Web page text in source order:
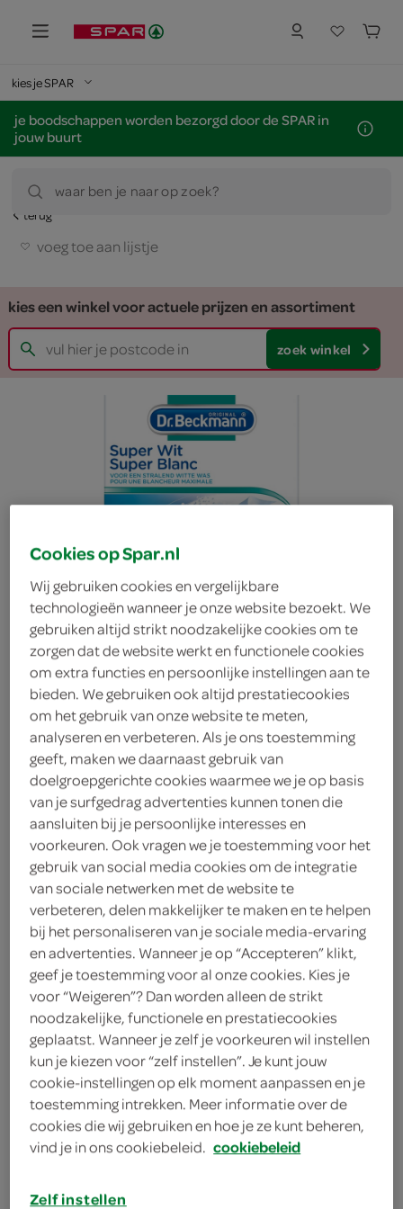
kies je SPAR
je boodschappen worden bezorgd door de SPAR in
jouw buurt
waar ben je naar op zoek?
terug
voeg toe aan lijstje
kies een winkel voor actuele prijzen en assortiment
zoek winkel
Dr. Beckmann Super wit
Dr. Beckmann
4.
29
160 Gram
Let op: aanbiedingen zijn niet zichtbaar bij de
producten, maar worden wél automatisch
verwerkt in de winkelmand.
Voor een stralend witte was
Verpakt in handige zakjes
Voor 4 wasladingen
Gaat vergeling tegen
Cookies op Spar.nl
Wij gebruiken cookies en vergelijkbare
technologieën wanneer je onze website bezoekt. We
gebruiken altijd strikt noodzakelijke cookies om te
zorgen dat de website werkt en functionele cookies
om extra functies en persoonlijke instellingen aan te
bieden. We gebruiken ook altijd prestatiecookies
om het gebruik van onze website te meten,
analyseren en verbeteren. Als je ons toestemming
geeft, maken we daarnaast gebruik van
doelgroepgerichte cookies waarmee we je op basis
van je surfgedrag advertenties kunnen tonen die
aansluiten bij je persoonlijke interesses en
voorkeuren. Ook vragen we je toestemming voor het
gebruik van social media cookies om de integratie
van sociale netwerken met de website te
verbeteren, delen makkelijker te maken en te helpen
bij het personaliseren van je sociale media-ervaring
en advertenties. Wanneer je op “Accepteren” klikt,
geef je toestemming voor al onze cookies. Kies je
voor “Weigeren”? Dan worden alleen de strikt
noodzakelijke, functionele en prestatiecookies
geplaatst. Wanneer je zelf je voorkeuren wil instellen
kun je kiezen voor “zelf instellen”. Je kunt jouw
cookie-instellingen op elk moment aanpassen en je
toestemming intrekken. Meer informatie over de
cookies die wij gebruiken en hoe je ze kunt beheren,
vind je in ons cookiebeleid. cookiebeleid
Zelf instellen